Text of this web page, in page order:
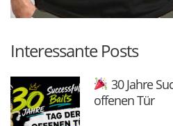
Interessante Posts
30 Jahre
offenen Tür